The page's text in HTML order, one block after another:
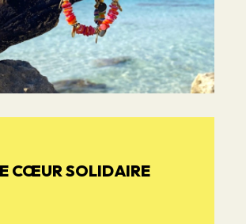
CŒUR SOLIDAIRE